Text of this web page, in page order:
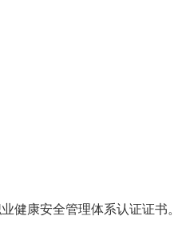
健康安全管理体系认证证书。